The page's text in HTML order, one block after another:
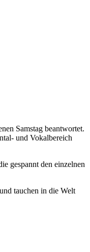
Samstag beantwortet.
und Vokalbereich
gespannt den einzelnen
tauchen in die Welt